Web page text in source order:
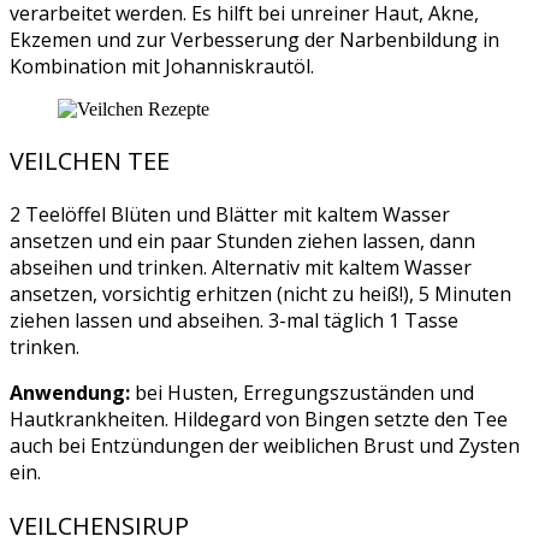
verarbeitet werden. Es hilft bei unreiner Haut, Akne,
Ekzemen und zur Verbesserung der Narbenbildung in
Kombination mit Johanniskrautöl.
VEILCHEN TEE
2 Teelöffel Blüten und Blätter mit kaltem Wasser
ansetzen und ein paar Stunden ziehen lassen, dann
abseihen und trinken. Alternativ mit kaltem Wasser
ansetzen, vorsichtig erhitzen (nicht zu heiß!), 5 Minuten
ziehen lassen und abseihen. 3-mal täglich 1 Tasse
trinken.
Anwendung: bei Husten, Erregungszuständen und
Hautkrankheiten. Hildegard von Bingen setzte den Tee
auch bei Entzündungen der weiblichen Brust und Zysten
ein.
VEILCHENSIRUP